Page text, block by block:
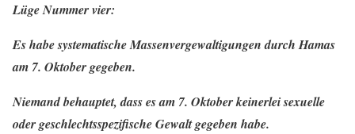
Lüge Nummer vier:
Es habe systematische Massenvergewaltigungen durch Hamas
am 7. Oktober gegeben.
Niemand behauptet, dass es am 7. Oktober keinerlei sexuelle
oder geschlechtsspezifische Gewalt gegeben habe.